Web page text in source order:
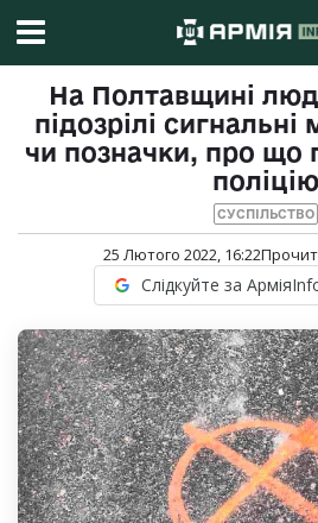
На Полтавщині
підозрілі
чи позначки, про що
поліцію
СУСПІЛЬСТВО
25 Лютого 2022, 16:22
Слідкуйте за